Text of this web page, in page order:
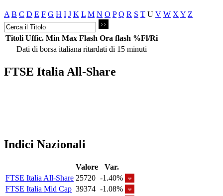
A B C D E F G H I J K L M N O P Q R S T U V W X Y Z
Titoli Uffic. Min Max Flash Ora flash %Fl/Ri
Dati di borsa italiana ritardati di 15 minuti
FTSE Italia All-Share
Indici Nazionali
Valore
Var.
FTSE Italia All-Share 25720 -1.40%
FTSE Italia Mid Cap 39374 -1.08%